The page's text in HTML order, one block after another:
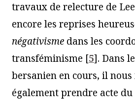
travaux de relecture de
encore les reprises
négativisme dans les
transféminisme [5]. Dans
bersanien en cours, il
également prendre acte